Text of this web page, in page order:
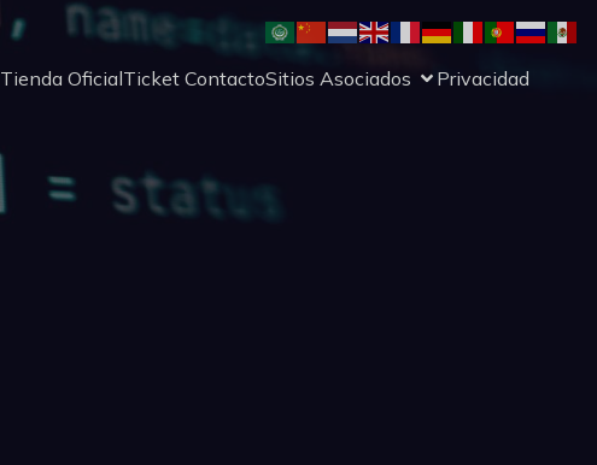
Tienda OficialTicket ContactoSitios Asociados Privacidad